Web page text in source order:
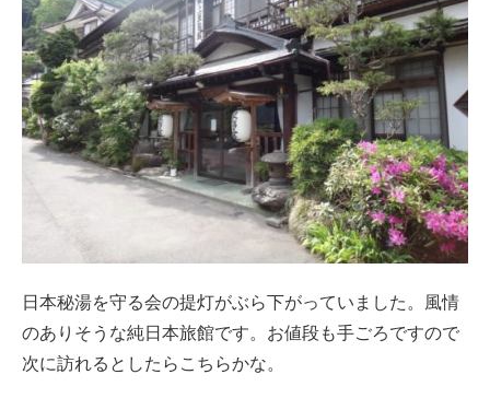
日本秘湯を守る会の提灯がぶら下がっていました。風情
のありそうな純日本旅館です。お値段も手ごろですので
次に訪れるとしたらこちらかな。